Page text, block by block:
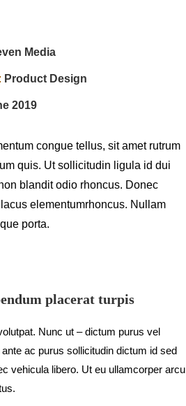
Media
Product Design
2019
congue tellus, sit amet rutrum
quis. Ut sollicitudin ligula id dui
blandit odio rhoncus. Donec
elementumrhoncus. Nullam
porta.
placerat turpis
Nunc ut – dictum purus vel
ac purus sollicitudin dictum id sed
vehicula libero. Ut eu ullamcorper arcu